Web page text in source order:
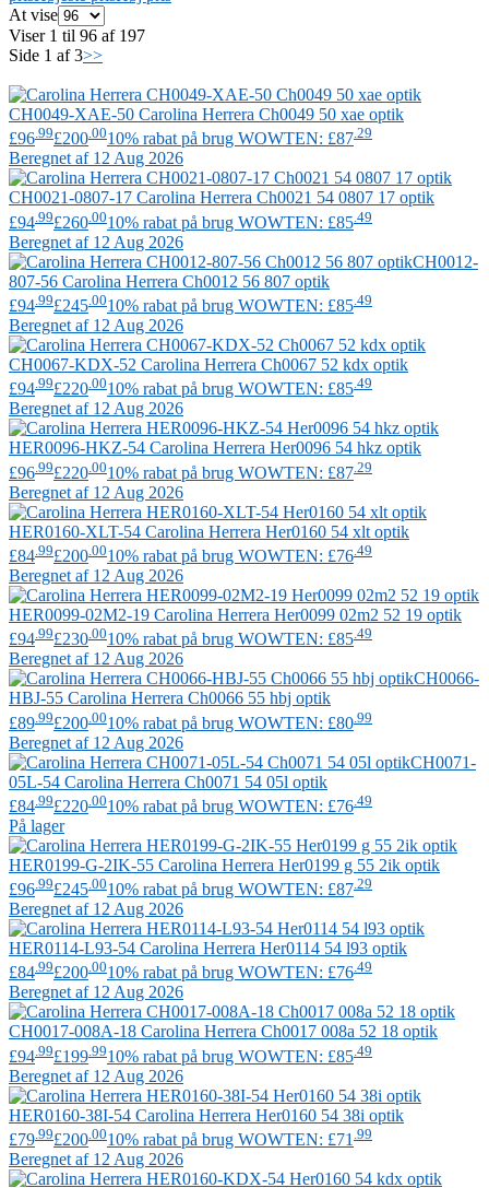
At vise
Viser 1 til 96 af 197
Side 1 af 3>>
CH0049-XAE-50 Carolina Herrera Ch0049 50 xae optik
£96 .99£200 .0010% rabat på brug WOWTEN: £87 .29
Beregnet af 12 Aug 2026
CH0021-0807-17 Carolina Herrera Ch0021 54 0807 17 optik
£94 .99£260 .0010% rabat på brug WOWTEN: £85 .49
Beregnet af 12 Aug 2026
CH0012-
807-56 Carolina Herrera Ch0012 56 807 optik
£94 .99£245 .0010% rabat på brug WOWTEN: £85 .49
Beregnet af 12 Aug 2026
CH0067-KDX-52 Carolina Herrera Ch0067 52 kdx optik
£94 .99£220 .0010% rabat på brug WOWTEN: £85 .49
Beregnet af 12 Aug 2026
HER0096-HKZ-54 Carolina Herrera Her0096 54 hkz optik
£96 .99£220 .0010% rabat på brug WOWTEN: £87 .29
Beregnet af 12 Aug 2026
HER0160-XLT-54 Carolina Herrera Her0160 54 xlt optik
£84 .99£200 .0010% rabat på brug WOWTEN: £76 .49
Beregnet af 12 Aug 2026
HER0099-02M2-19 Carolina Herrera Her0099 02m2 52 19 optik
£94 .99£230 .0010% rabat på brug WOWTEN: £85 .49
Beregnet af 12 Aug 2026
CH0066-
HBJ-55 Carolina Herrera Ch0066 55 hbj optik
£89 .99£200 .0010% rabat på brug WOWTEN: £80 .99
Beregnet af 12 Aug 2026
CH0071-
05L-54 Carolina Herrera Ch0071 54 05l optik
£84 .99£220 .0010% rabat på brug WOWTEN: £76 .49
På lager
HER0199-G-2IK-55 Carolina Herrera Her0199 g 55 2ik optik
£96 .99£245 .0010% rabat på brug WOWTEN: £87 .29
Beregnet af 12 Aug 2026
HER0114-L93-54 Carolina Herrera Her0114 54 l93 optik
£84.99£200.0010% rabat på brug WOWTEN: £76.49
Beregnet af 12 Aug 2026
CH0017-008A-18 Carolina Herrera Ch0017 008a 52 18 optik
£94 .99£199 .9910% rabat på brug WOWTEN: £85 .49
Beregnet af 12 Aug 2026
HER0160-38I-54 Carolina Herrera Her0160 54 38i optik
£79 .99£200 .0010% rabat på brug WOWTEN: £71 .99
Beregnet af 12 Aug 2026